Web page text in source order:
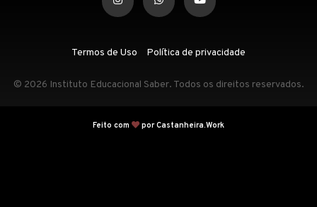
Termos de Uso Política de privacidade
© 2026 Instituto Educacional Saber. Todos os direitos reservados.
Feito com por Castanheira.Work